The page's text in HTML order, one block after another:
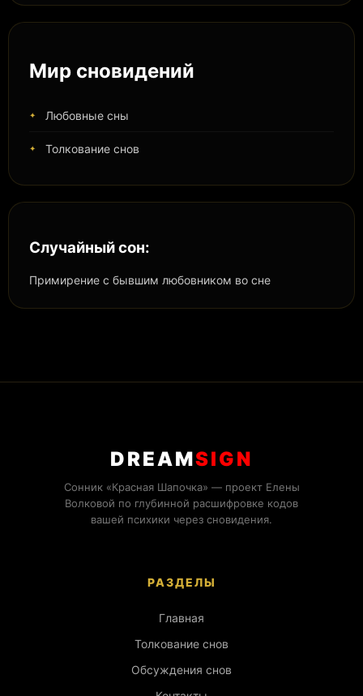
Мир сновидений
Любовные сны
Толкование снов
Случайный сон:
Примирение с бывшим любовником во сне
DREAMSIGN
Сонник «Красная Шапочка» — проект Елены
Волковой по глубинной расшифровке кодов
вашей психики через сновидения.
РАЗДЕЛЫ
Главная
Толкование снов
Обсуждения снов